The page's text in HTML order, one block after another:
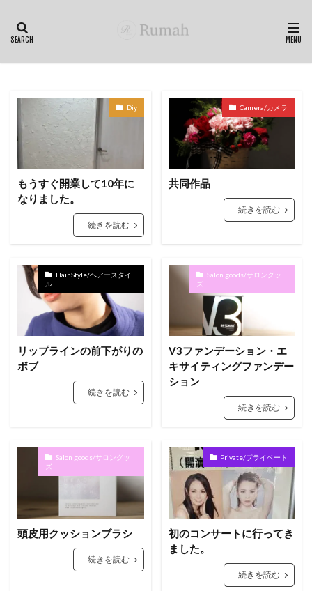
Diy
もうすぐ開業して10年に
なりました。
続きを読む
Camera/カメラ
共同作品
続きを読む
Hair Style/ヘアースタイ
ル
リップラインの前下がりの
ボブ
続きを読む
Salon goods/サロングッ
ズ
V3ファンデーション・エ
キサイティングファンデー
ション
続きを読む
Salon goods/サロングッ
ズ
頭皮用クッションブラシ
続きを読む
Private/プライベート
初のコンサートに行ってき
ました。
続きを読む